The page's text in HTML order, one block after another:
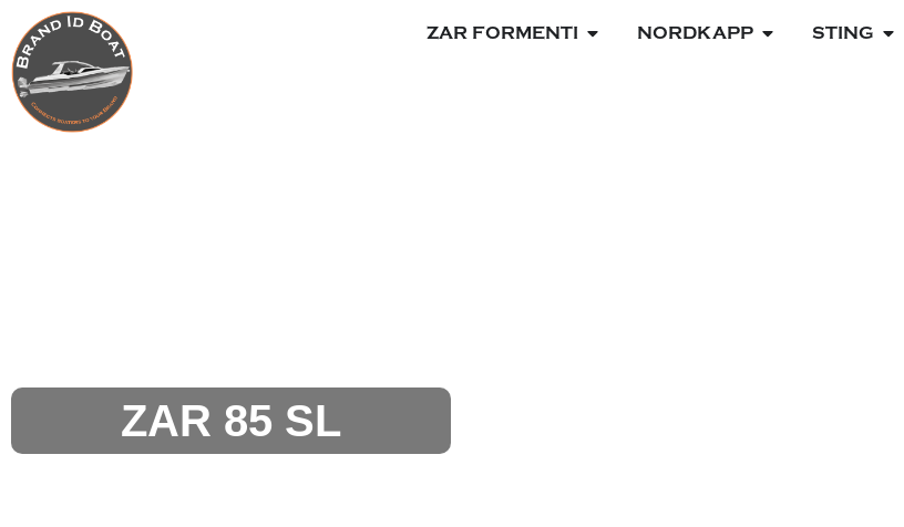
Panneau de gestion des cookies
ZAR FORMENTI NORDKAPP STING
ZAR 85 SL